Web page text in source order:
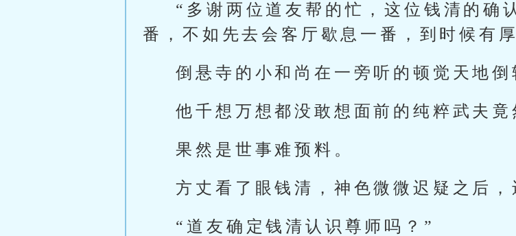
“多谢两位道友帮的忙，这位钱清的确
番，不如先去会客厅歇息一番，到时候有
倒悬寺的小和尚在一旁听的顿觉天地倒
他千想万想都没敢想面前的纯粹武夫竟
果然是世事难预料。
方丈看了眼钱清，神色微微迟疑之后，
“道友确定钱清认识尊师吗？”